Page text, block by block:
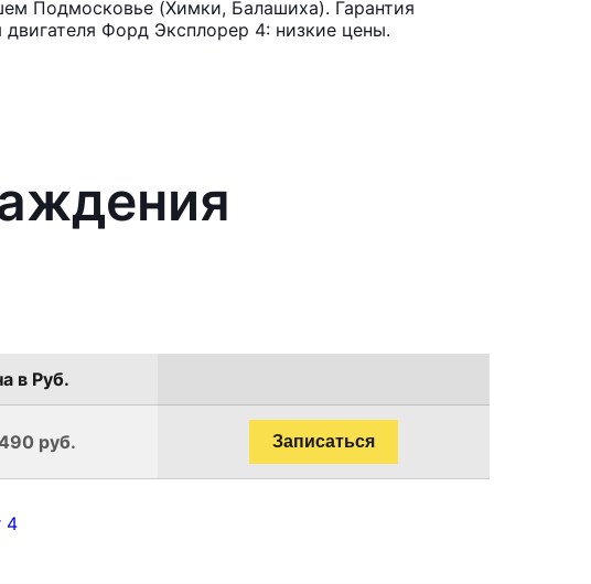
Подмосковье (Химки, Балашиха). Гарантия
Форд Эксплорер 4: низкие цены.
в Руб.
руб. Записаться
4